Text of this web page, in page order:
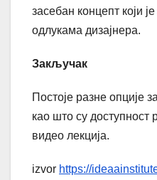
засебан концепт који
одлукама дизајнера.
Закључак
Постоје разне опције
као што су доступност
видео лекција.
izvor https://